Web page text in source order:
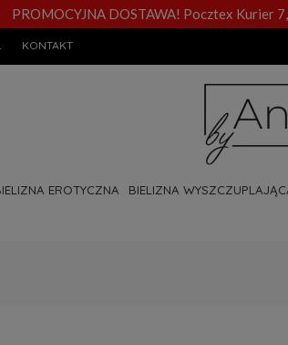
PROMOCYJNA DOSTAWA! Pocztex Kurier
KONTAKT
EROTYCZNA BIELIZNA